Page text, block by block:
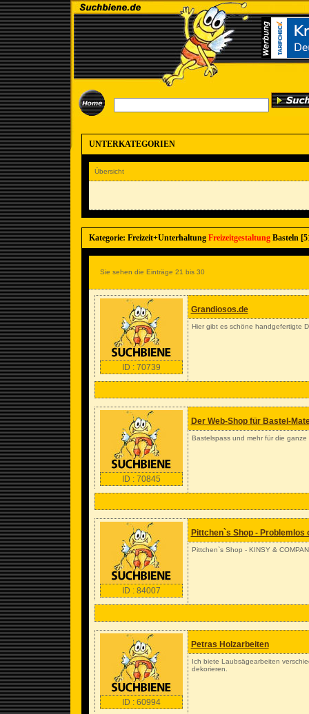
UNTERKATEGORIEN
Übersicht
Kategorie: Freizeit+Unterhaltung FreizeitgestaltungBasteln
Sie sehen die Einträge 21 bis 30
ID : 70739
Grandiosos.de
Hier gibt es schöne handgefertigte
ID : 70845
Der Web-Shop für Bastel-
Bastelspass und mehr für die
ID : 84007
Pittchen`s Shop - Problemlos
Pittchen`s Shop - KINSY &
ID : 60994
Petras Holzarbeiten
Ich biete Laubsägearbeiten
dekorieren.